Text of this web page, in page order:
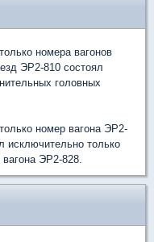
номера вагонов
ЭР2-810 состоял
головных
номер вагона ЭР2-
исключительно только
вагона ЭР2-828.